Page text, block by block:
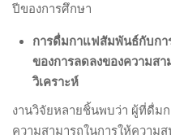
ปีของการศึกษา
การดื่มกาแฟสัมพันธ์กับกา
ของการลดลงของความส
วิเคราะห์
งานวิจัยหลายชิ้นพบว่า ผู้ที่ดื่ม
ความสามารถในการให้ความ